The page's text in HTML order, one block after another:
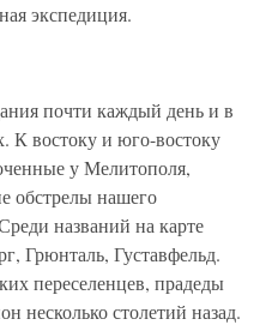
экспедиция.
почти каждый день и в
К востоку и юго-востоку
у Мелитополя,
обстрелы нашего
названий на карте
Грюнталь, Густавфельд.
переселенцев, прадеды
несколько столетий назад.